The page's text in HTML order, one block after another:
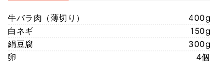
牛バラ肉（薄切り）
400g
白ネギ
150g
絹豆腐
300g
卵
4個